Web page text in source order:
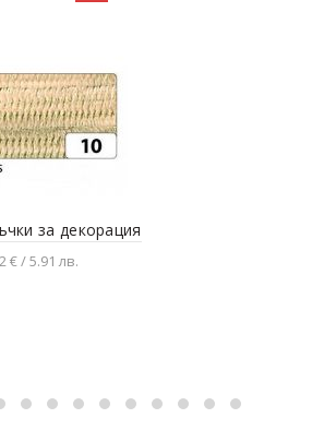
за декорация
€ / 5.91 лв.